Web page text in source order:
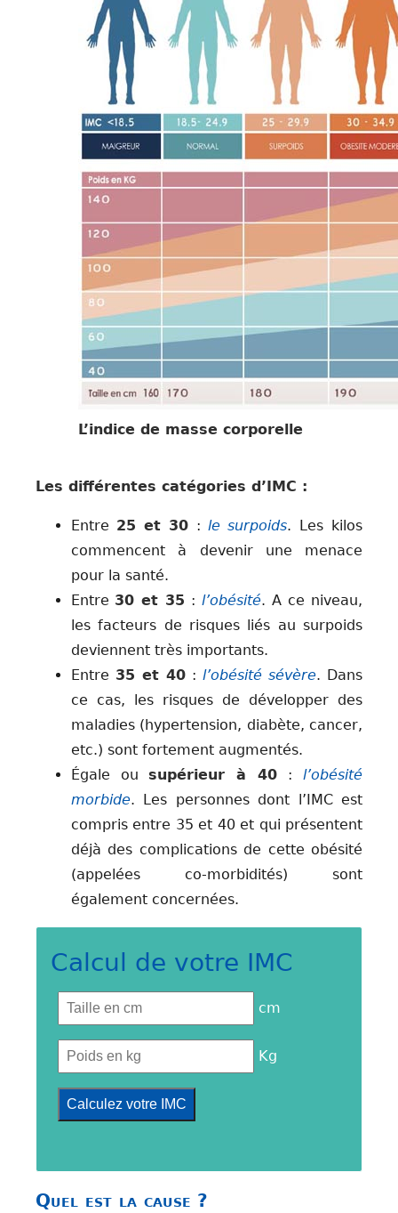
L’indice de masse corporelle
Les différentes catégories d’IMC :
Entre 25 et 30 : le surpoids. Les kilos
commencent à devenir une menace
pour la santé.
Entre 30 et 35 : l’obésité. A ce niveau,
les facteurs de risques liés au surpoids
deviennent très importants.
Entre 35 et 40 : l’obésité sévère. Dans
ce cas, les risques de développer des
maladies (hypertension, diabète, cancer,
etc.) sont fortement augmentés.
Égale ou supérieur à 40 : l’obésité
morbide. Les personnes dont l’IMC est
compris entre 35 et 40 et qui présentent
déjà des complications de cette obésité
(appelées co-morbidités) sont
également concernées.
Calcul de votre IMC
cm
Kg
Quel est la cause ?